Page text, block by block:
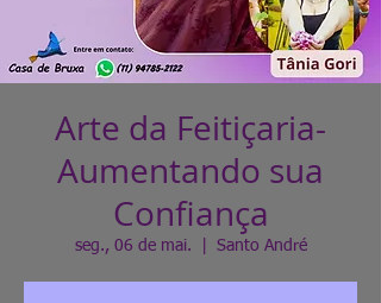
Arte da Feitiçaria-
Aumentando sua
Confiança
seg., 06 de mai. Santo André